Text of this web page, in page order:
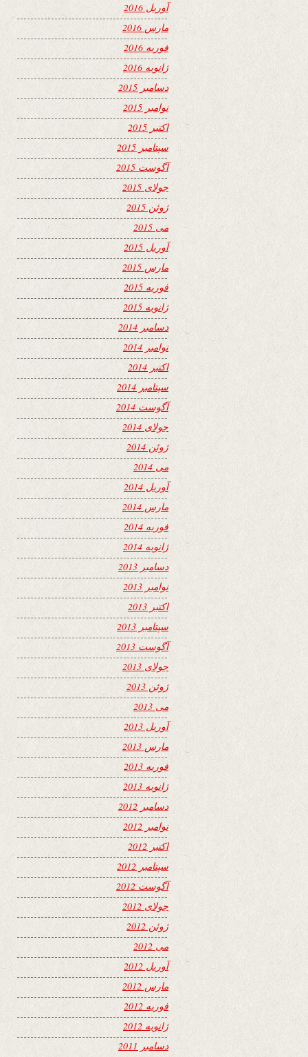
آوریل 2016
مارس 2016
فوریه 2016
ژانویه 2016
دسامبر 2015
نوامبر 2015
اکتبر 2015
سپتامبر 2015
آگوست 2015
جولای 2015
ژوئن 2015
می 2015
آوریل 2015
مارس 2015
فوریه 2015
ژانویه 2015
دسامبر 2014
نوامبر 2014
اکتبر 2014
سپتامبر 2014
آگوست 2014
جولای 2014
ژوئن 2014
می 2014
آوریل 2014
مارس 2014
فوریه 2014
ژانویه 2014
دسامبر 2013
نوامبر 2013
اکتبر 2013
سپتامبر 2013
آگوست 2013
جولای 2013
ژوئن 2013
می 2013
آوریل 2013
مارس 2013
فوریه 2013
ژانویه 2013
دسامبر 2012
نوامبر 2012
اکتبر 2012
سپتامبر 2012
آگوست 2012
جولای 2012
ژوئن 2012
می 2012
آوریل 2012
مارس 2012
فوریه 2012
ژانویه 2012
دسامبر 2011